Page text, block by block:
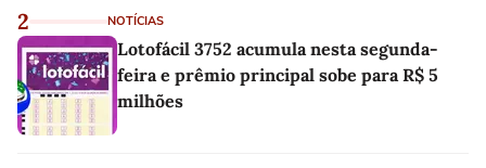
2 NOTÍCIAS
Lotofácil 3752 acumula nesta segunda-
feira e prêmio principal sobe para R$ 5
milhões